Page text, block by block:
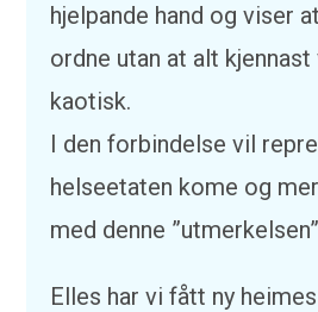
hjelpande hand og viser
ordne utan at alt
kaotisk.
I den forbindelse vil
helseetaten kome og
med denne
Elles har vi fått ny